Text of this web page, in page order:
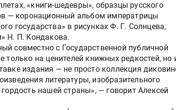
«книги-шедевры», образцы русского
— коронационный альбом императрицы
государства» в рисунках Ф. Г. Солнцева,
Н. П. Кондакова.
совместно с Государственной публичной
только на ценителей книжных редкостей, но
издания — не просто коллекция
литературы, изобразительного
нашей страны», — говорит Алексей